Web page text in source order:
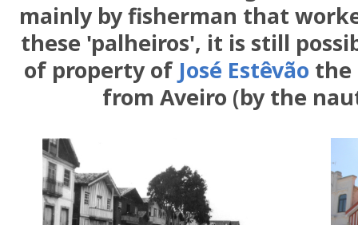
mainly by fisherman that
these 'palheiros', it is still
of property of José Estêvão the
from Aveiro (by the